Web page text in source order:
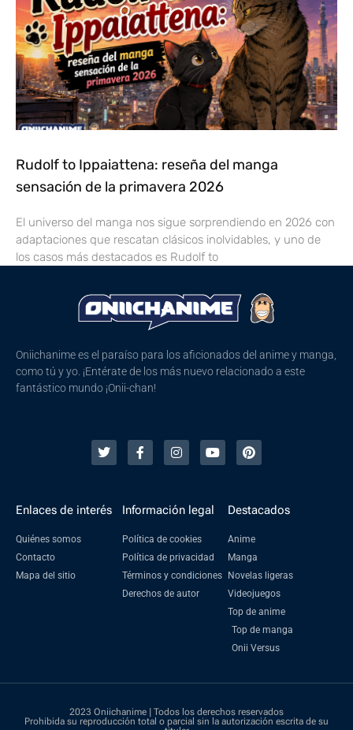
Rudolf to Ippaiattena: reseña del manga
sensación de la primavera 2026
El universo del manga nos sigue sorprendiendo en 2026 con
adaptaciones que rescatan clásicos inolvidables, y uno de
los casos más destacados es Rudolf to
Oniichanime es el paraíso para los aficionados del anime y manga,
como tú y yo. ¡Entérate de los más nuevo relacionado a este
fantástico mundo ¡Onii-chan!
Enlaces de interés
Quiénes somos
Contacto
Mapa del sitio
Información legal
Política de cookies
Política de privacidad
Términos y condiciones
Derechos de autor
Destacados
Anime
Manga
Novelas ligeras
Videojuegos
Top de anime
Top de manga
Onii Versus
2023 Oniichanime | Todos los derechos reservados
Prohibida su reproducción total o parcial sin la autorización escrita de su